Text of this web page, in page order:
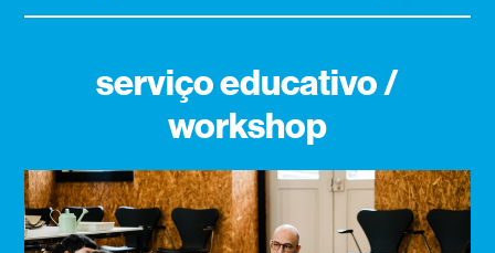
serviço educativo /
workshop